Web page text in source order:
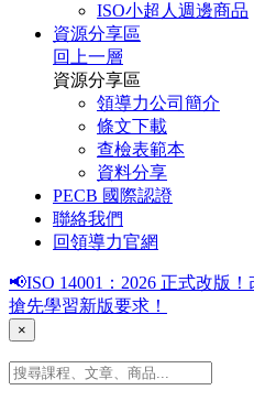
ISO小超人週邊商品
資源分享區
回上一層
資源分享區
領導力公司簡介
條文下載
查檢表範本
資料分享
PECB 國際認證
聯絡我們
回領導力官網
📢ISO 14001：2026 正式改版
搶先學習新版要求！
×